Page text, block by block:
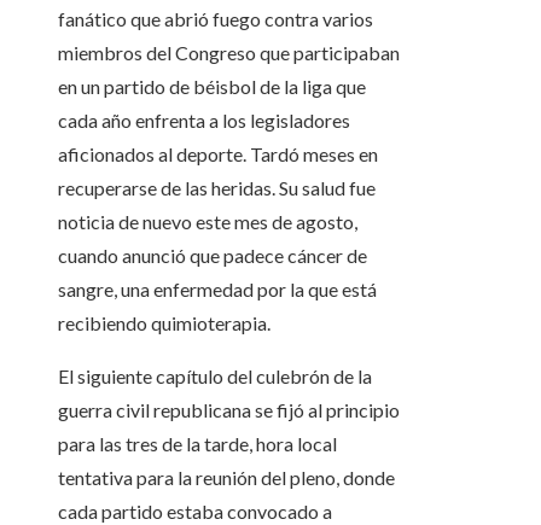
fanático que abrió fuego contra varios
miembros del Congreso que participaban
en un partido de béisbol de la liga que
cada año enfrenta a los legisladores
aficionados al deporte. Tardó meses en
recuperarse de las heridas. Su salud fue
noticia de nuevo este mes de agosto,
cuando anunció que padece cáncer de
sangre, una enfermedad por la que está
recibiendo quimioterapia.
El siguiente capítulo del culebrón de la
guerra civil republicana se fijó al principio
para las tres de la tarde, hora local
tentativa para la reunión del pleno, donde
cada partido estaba convocado a